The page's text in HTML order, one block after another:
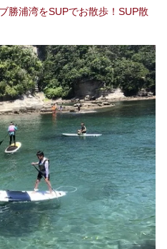
勝浦湾をSUPでお散歩！SUP散